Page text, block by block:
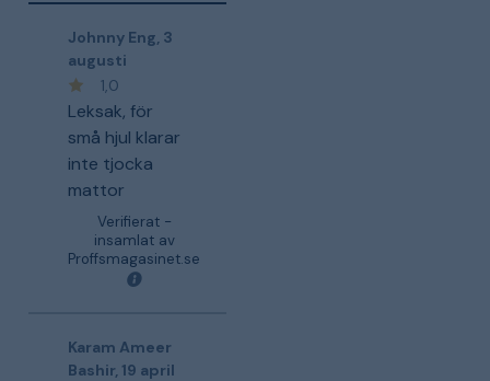
Johnny Eng 3
augusti
1,0
Leksak, för
små hjul klarar
inte tjocka
mattor
Verifierat -
insamlat av
Proffsmagasinet.se
Karam Ameer
Bashir 19 april